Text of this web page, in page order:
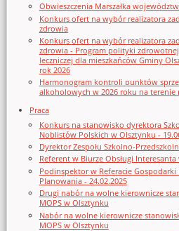
Obwieszczenia Marszałka
Konkurs ofert na wybór realizatora
zdrowia
Konkurs ofert na wybór realizatora
zdrowia - Program polityki
leczniczej dla mieszkańców Gminy
rok 2026
Harmonogram kontroli punktów
alkoholowych w 2026 roku na terenie
Praca
Konkurs na stanowisko dyrektora
Noblistów Polskich w Olsztynku -
Dyrektor Zespołu Szkolno-
Referent w Biurze Obsługi
Podinspektor w Referacie
Planowania - 24.02.2025
Drugi nabór na wolne kierownicze
MOPS w Olsztynku
Nabór na wolne kierownicze
MOPS w Olsztynku